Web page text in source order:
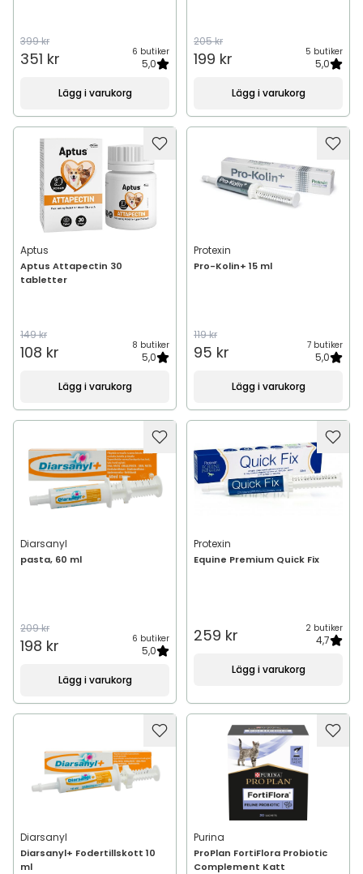
399 kr
351 kr 6 butiker
5,0
Lägg i varukorg
205 kr
199 kr 5 butiker
5,0
Lägg i varukorg
Aptus
Aptus Attapectin 30
tabletter
149 kr
108 kr 8 butiker
5,0
Lägg i varukorg
Protexin
Pro-Kolin+ 15 ml
119 kr
95 kr 7 butiker
5,0
Lägg i varukorg
Diarsanyl
pasta, 60 ml
209 kr
198 kr 6 butiker
5,0
Lägg i varukorg
Protexin
Equine Premium Quick Fix
259 kr 2 butiker
4,7
Lägg i varukorg
Diarsanyl
Diarsanyl+ Fodertillskott 10
ml
Purina
ProPlan FortiFlora Probiotic
Complement Katt